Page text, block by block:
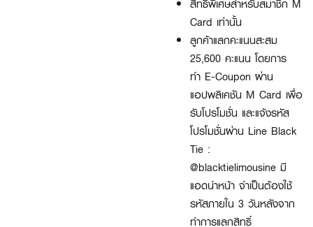
Card เท่านั้น
ลูกค้าแลกคะแนนสะสม
25,600 คะแนน โดยการ
ทำ E-Coupon ผ่าน
แอปพลิเคชัน M Card เพื่อ
รับโปรโมชั่น และแจ้งรหัส
โปรโมชั่นผ่าน Line Black
Tie :
@blacktielimousine มี
แอดนำหน้า จำเป็นต้องใช้
รหัสภายใน 3 วันหลังจาก
ทำการแลกสิทธิ์